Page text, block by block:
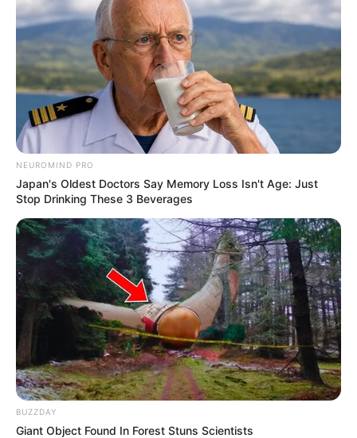
Cari Cepat Info Alutsista
Search
YANG TERPANAS
Kilas Balik 7 Agustus 1973: MBT T-72 Berawal Dari Varian
NEUROMIND PRO
Japan's Oldest Doctors Say Memory Loss Isn't Age: Just
Stop Drinking These 3 Beverages
BUZZDAY
Giant Object Found In Forest Stuns Scientists